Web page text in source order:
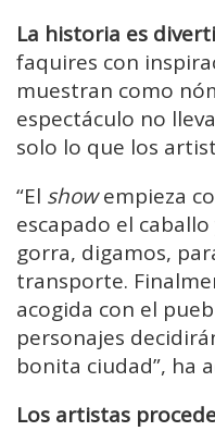
La historia es
faquires con
muestran como
espectáculo no
solo lo que los
“El showempieza
escapado el
gorra, digamos,
transporte.
acogida con el
personajes
bonita ciudad”, ha
Los artistas